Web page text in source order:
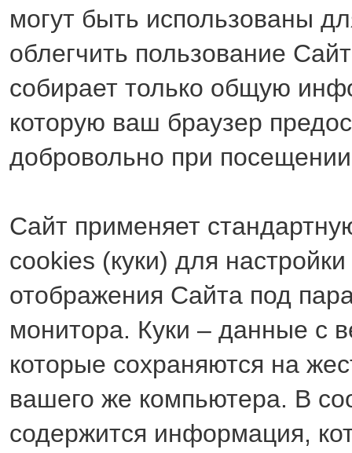
могут быть использованы
облегчить пользование
собирает только общую
которую ваш браузер
добровольно при
Сайт применяет
cookies (куки) для
отображения Сайта под
монитора. Куки – данные с
которые сохраняются на
вашего же компьютера. В
содержится информация,